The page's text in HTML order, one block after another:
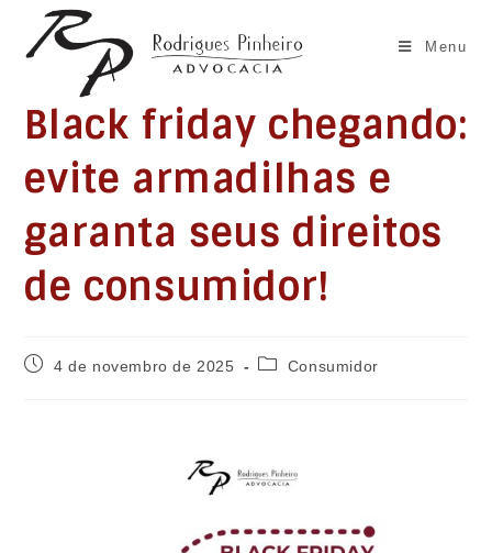
Menu
Black friday chegando:
evite armadilhas e
garanta seus direitos
de consumidor!
Post4 de novembro de 2025
Categoria
Consumidor